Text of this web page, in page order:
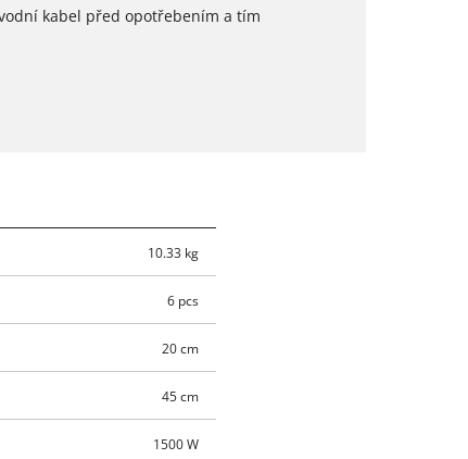
kabel před opotřebením a tím
10.33 kg
6 pcs
20 cm
45 cm
1500 W